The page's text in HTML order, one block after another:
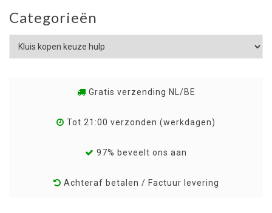
Categorieën
Gratis verzending NL/BE
Tot 21:00 verzonden (werkdagen)
97% beveelt ons aan
Achteraf betalen / Factuur levering